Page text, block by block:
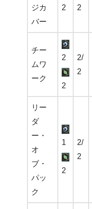
ジカ
バー
2
2
チー
ムワ
ーク
2
2
2/
2
リー
ダ
ー・
オ
ブ・
パッ
ク
1
2
2/
2